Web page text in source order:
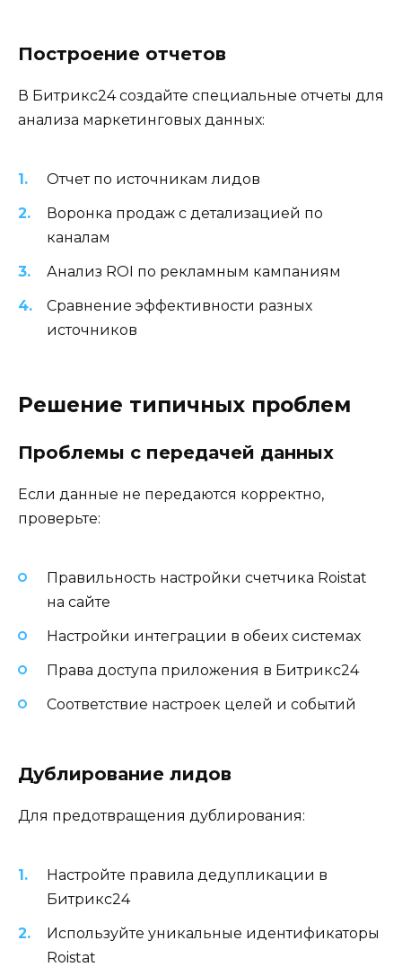
Построение отчетов
В Битрикс24 создайте специальные отчеты для
анализа маркетинговых данных:
Отчет по источникам лидов
Воронка продаж с детализацией по
каналам
Анализ ROI по рекламным кампаниям
Сравнение эффективности разных
источников
Решение типичных проблем
Проблемы с передачей данных
Если данные не передаются корректно,
проверьте:
Правильность настройки счетчика Roistat
на сайте
Настройки интеграции в обеих системах
Права доступа приложения в Битрикс24
Соответствие настроек целей и событий
Дублирование лидов
Для предотвращения дублирования:
Настройте правила дедупликации в
Битрикс24
Используйте уникальные идентификаторы
Roistat